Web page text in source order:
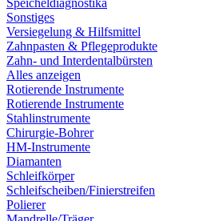
Speicheldiagnostika
Sonstiges
Versiegelung & Hilfsmittel
Zahnpasten & Pflegeprodukte
Zahn- und Interdentalbürsten
Alles anzeigen
Rotierende Instrumente
Rotierende Instrumente
Stahlinstrumente
Chirurgie-Bohrer
HM-Instrumente
Diamanten
Schleifkörper
Schleifscheiben/Finierstreifen
Polierer